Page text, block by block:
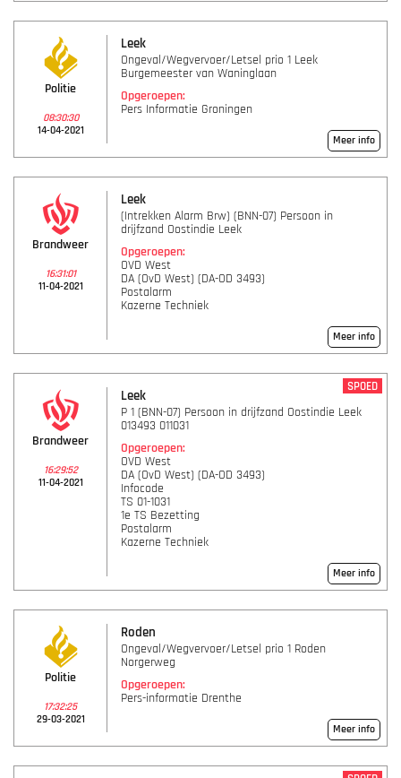
Politie
08:30:30
14-04-2021
Leek
Ongeval/Wegvervoer/Letsel prio 1 Leek
Burgemeester van Waninglaan
Opgeroepen:
Pers Informatie Groningen
Meer info
Brandweer
16:31:01
11-04-2021
Leek
(Intrekken Alarm Brw) (BNN-07) Persoon in
drijfzand Oostindie Leek
Opgeroepen:
OVD West
DA (OvD West) (DA-OD 3493)
Postalarm
Kazerne Techniek
Meer info
Brandweer
16:29:52
11-04-2021
Leek
SPOED
P 1 (BNN-07) Persoon in drijfzand Oostindie Leek
013493 011031
Opgeroepen:
OVD West
DA (OvD West) (DA-OD 3493)
Infocode
TS 01-1031
1e TS Bezetting
Postalarm
Kazerne Techniek
Meer info
Politie
17:32:25
29-03-2021
Roden
Ongeval/Wegvervoer/Letsel prio 1 Roden
Norgerweg
Opgeroepen:
Pers-informatie Drenthe
Meer info